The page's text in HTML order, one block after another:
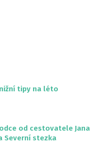
tipy na léto
od cestovatele Jana
Severní stezka